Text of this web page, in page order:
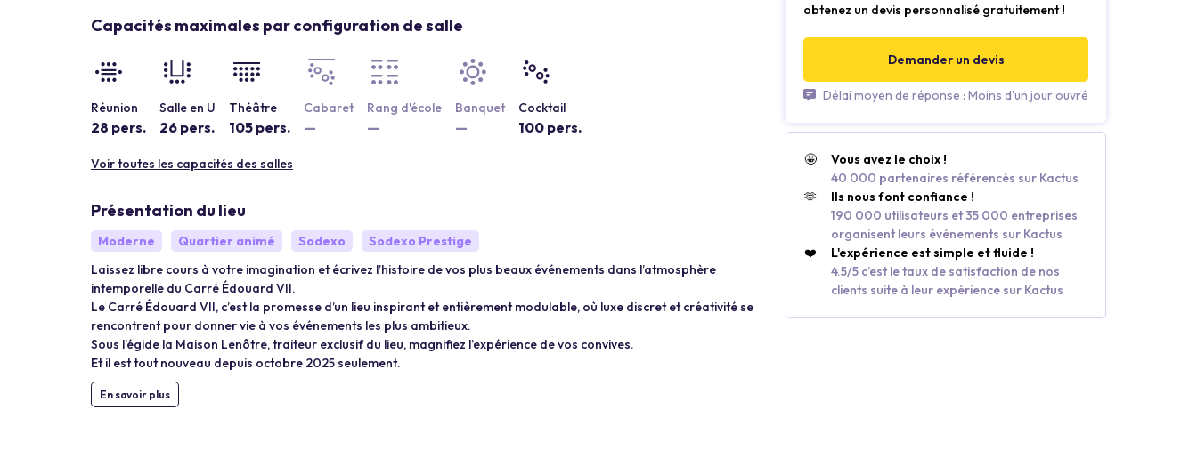
Capacités maximales par configuration de salle
Réunion
28 pers.
Salle en U
26 pers.
Théâtre
105 pers.
Cabaret
—
Rang d'école
—
Banquet
—
Cocktail
100 pers.
Voir toutes les capacités des salles
Présentation du lieu
Moderne Quartier animé Sodexo
Sodexo Prestige
Laissez libre cours à votre imagination et écrivez l’histoire de vos plus beaux événements dans l’atmosphère
intemporelle du Carré Édouard VII.
Le Carré Édouard VII, c’est la promesse d’un lieu inspirant et entièrement modulable, où luxe discret et créativité se
rencontrent pour donner vie à vos événements les plus ambitieux.
Sous l’égide la Maison Lenôtre, traiteur exclusif du lieu, magnifiez l’expérience de vos convives.
Et il est tout nouveau depuis octobre 2025 seulement.
En savoir plus
obtenez un devis personnalisé gratuitement !
Demander un devis
Délai moyen de réponse : Moins d'un jour ouvré
🤩
Vous avez le choix !
40 000 partenaires référencés sur Kactus
🫶
Ils nous font confiance !
190 000 utilisateurs et 35 000 entreprises
organisent leurs événements sur Kactus
❤️
L'expérience est simple et fluide !
4.5/5 c’est le taux de satisfaction de nos
clients suite à leur expérience sur Kactus